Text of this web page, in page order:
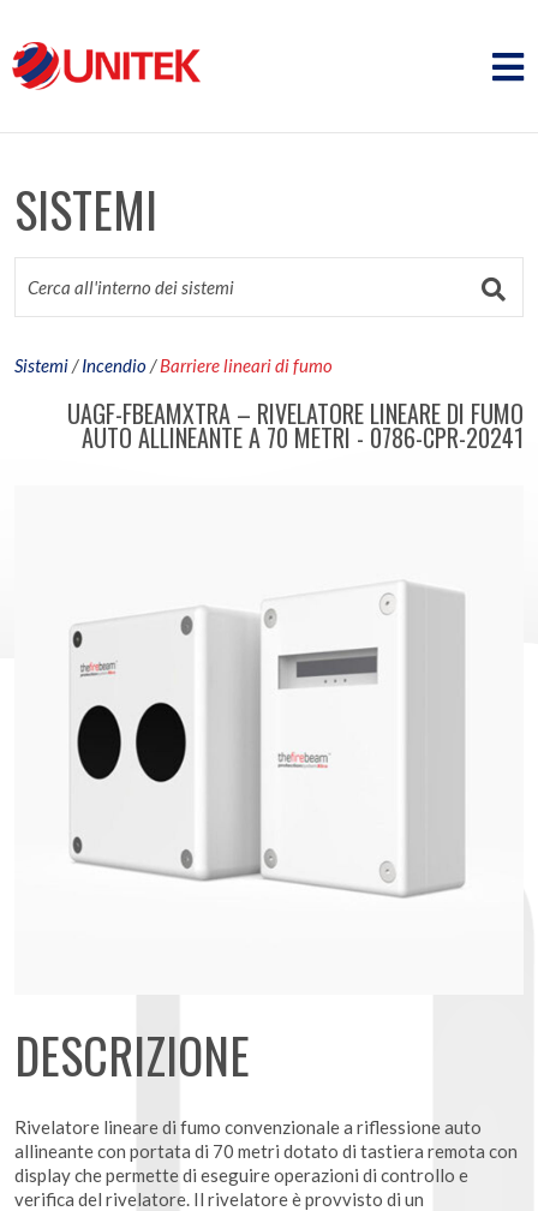
SISTEMI
Sistemi/Incendio/Barriere lineari di fumo
UAGF-FBEAMXTRA – RIVELATORE LINEARE DI FUMO
AUTO ALLINEANTE A 70 METRI - 0786-CPR-20241
DESCRIZIONE
Rivelatore lineare di fumo convenzionale a riflessione auto
allineante con portata di 70 metri dotato di tastiera remota con
display che permette di eseguire operazioni di controllo e
verifica del rivelatore. Il rivelatore è provvisto di un